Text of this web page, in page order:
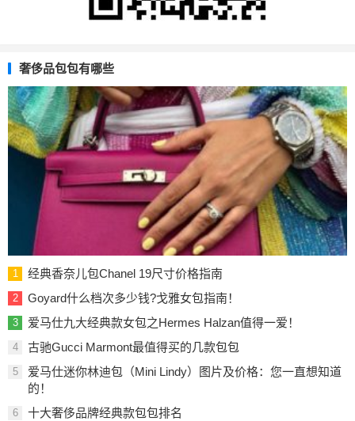
奢侈品包包有哪些
1 经典香奈儿包Chanel 19尺寸价格指南
2 Goyard什么档次多少钱?戈雅女包指南！
3 爱马仕九大经典款女包之Hermes Halzan值得一爱！
4 古驰Gucci Marmont最值得买的几款包包
5
爱马仕迷你林迪包（Mini Lindy）图片及价格：您一直想知道
的！
6 十大奢侈品牌经典款包包排名